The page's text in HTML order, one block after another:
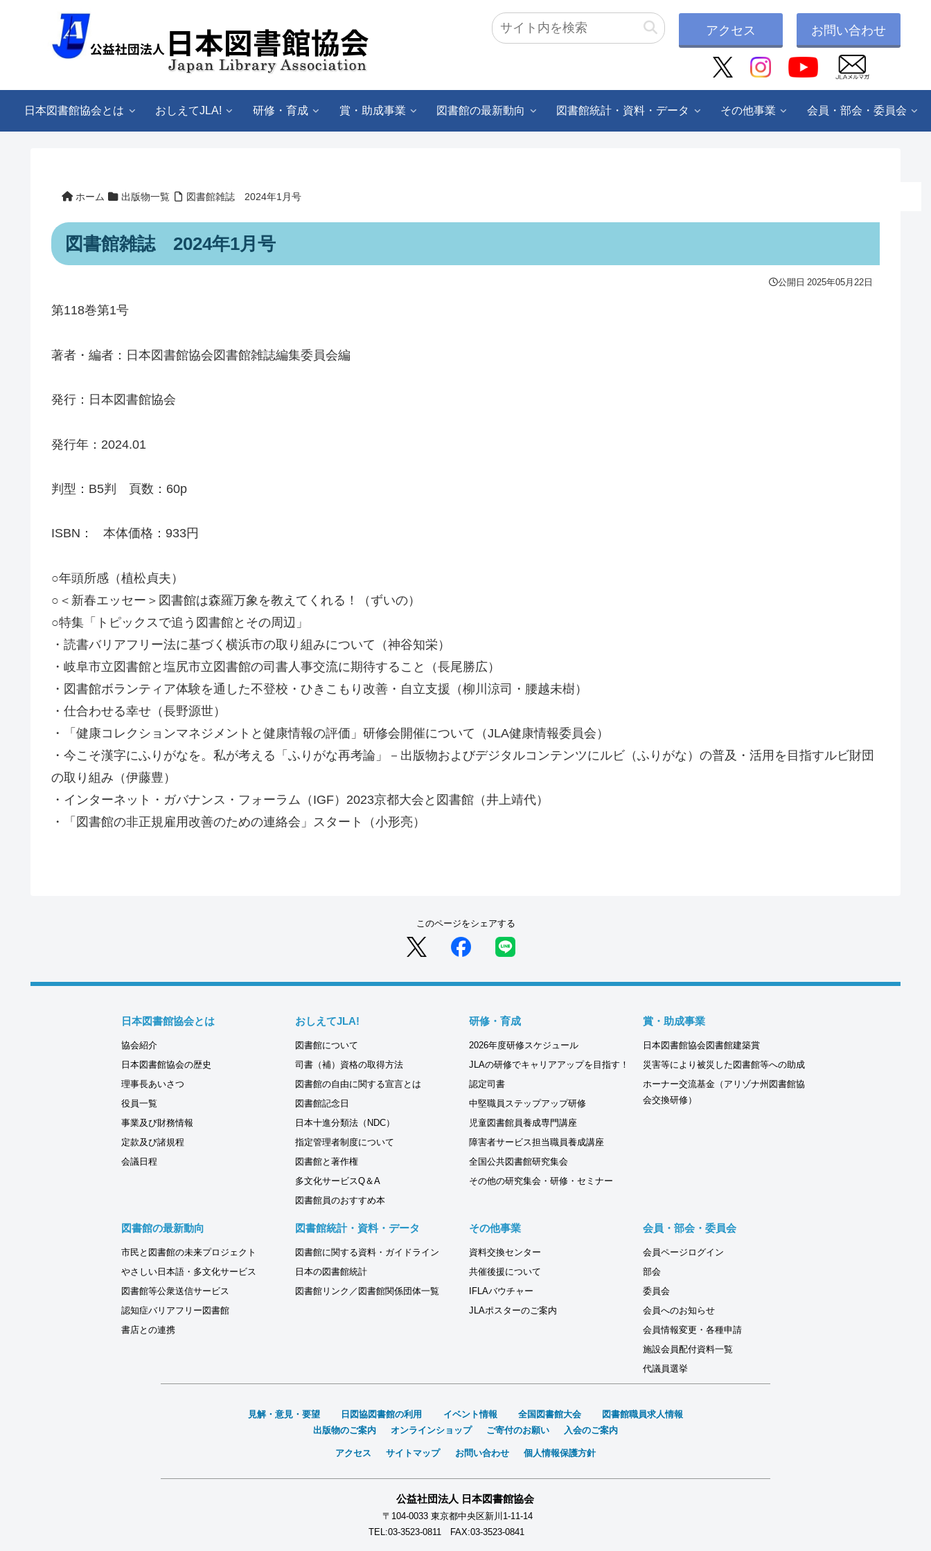
アクセス お問い合わせ
日本図書館協会とは おしえてJLA! 研修・育成 賞・助成事業 図書館の最新動向 図書館統計・資料・データ その他事業 会員・部会・委員会
ホーム 出版物一覧 図書館雑誌 2024年1月号
図書館雑誌 2024年1月号
公開日 2025年05月22日
第118巻第1号
著者・編者：日本図書館協会図書館雑誌編集委員会編
発行：日本図書館協会
発行年：2024.01
判型：B5判 頁数：60p
ISBN： 本体価格：933円
○年頭所感（植松貞夫）
○＜新春エッセー＞図書館は森羅万象を教えてくれる！（ずいの）
○特集「トピックスで追う図書館とその周辺」
・読書バリアフリー法に基づく横浜市の取り組みについて（神谷知栄）
・岐阜市立図書館と塩尻市立図書館の司書人事交流に期待すること（長尾勝広）
・図書館ボランティア体験を通した不登校・ひきこもり改善・自立支援（柳川涼司・腰越未樹）
・仕合わせる幸せ（長野源世）
・「健康コレクションマネジメントと健康情報の評価」研修会開催について（JLA健康情報委員会）
・今こそ漢字にふりがなを。私が考える「ふりがな再考論」－出版物およびデジタルコンテンツにルビ（ふりがな）の普及・活用を目指すルビ財団
の取り組み（伊藤豊）
・インターネット・ガバナンス・フォーラム（IGF）2023京都大会と図書館（井上靖代）
・「図書館の非正規雇用改善のための連絡会」スタート（小形亮）
このページをシェアする
日本図書館協会とは
協会紹介
日本図書館協会の歴史
理事長あいさつ
役員一覧
事業及び財務情報
定款及び諸規程
会議日程
おしえてJLA!
図書館について
司書（補）資格の取得方法
図書館の自由に関する宣言とは
図書館記念日
日本十進分類法（NDC）
指定管理者制度について
図書館と著作権
多文化サービスQ＆A
図書館員のおすすめ本
研修・育成
2026年度研修スケジュール
JLAの研修でキャリアアップを目指す！
認定司書
中堅職員ステップアップ研修
児童図書館員養成専門講座
障害者サービス担当職員養成講座
全国公共図書館研究集会
その他の研究集会・研修・セミナー
賞・助成事業
日本図書館協会図書館建築賞
災害等により被災した図書館等への助成
ホーナー交流基金（アリゾナ州図書館協
会交換研修）
図書館の最新動向
市民と図書館の未来プロジェクト
やさしい日本語・多文化サービス
図書館等公衆送信サービス
認知症バリアフリー図書館
書店との連携
図書館統計・資料・データ
図書館に関する資料・ガイドライン
日本の図書館統計
図書館リンク／図書館関係団体一覧
その他事業
資料交換センター
共催後援について
IFLAバウチャー
JLAポスターのご案内
会員・部会・委員会
会員ページログイン
部会
委員会
会員へのお知らせ
会員情報変更・各種申請
施設会員配付資料一覧
代議員選挙
見解・意見・要望 日図協図書館の利用 イベント情報 全国図書館大会
図書館職員求人情報
出版物のご案内
オンラインショップ ご寄付のお願い 入会のご案内
アクセス サイトマップ お問い合わせ 個人情報保護方針
公益社団法人 日本図書館協会
〒104-0033 東京都中央区新川1-11-14
TEL:03-3523-0811 FAX:03-3523-0841